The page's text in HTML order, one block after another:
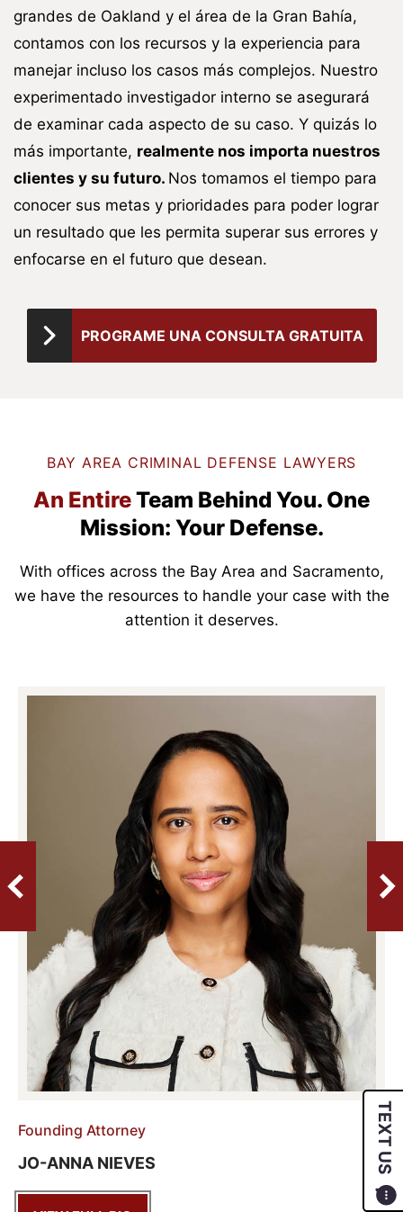
TEXT US
grandes de Oakland y el área de la Gran Bahía,
contamos con los recursos y la experiencia para
manejar incluso los casos más complejos. Nuestro
experimentado investigador interno se asegurará
de examinar cada aspecto de su caso. Y quizás lo
más importante, realmente nos importa nuestros
clientes y su futuro. Nos tomamos el tiempo para
conocer sus metas y prioridades para poder lograr
un resultado que les permita superar sus errores y
enfocarse en el futuro que desean.
PROGRAME UNA CONSULTA GRATUITA
BAY AREA CRIMINAL DEFENSE LAWYERS
An EntireTeam Behind You. One
Mission: Your Defense.
With offices across the Bay Area and Sacramento,
we have the resources to handle your case with the
attention it deserves.
Founding Attorney
JO-ANNA NIEVES